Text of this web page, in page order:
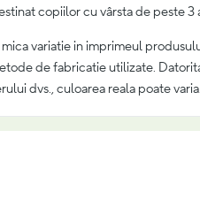
copiilor cu vârsta de peste 3
variatie in imprimeul
de fabricatie utilizate.
dvs., culoarea reala poate varia.